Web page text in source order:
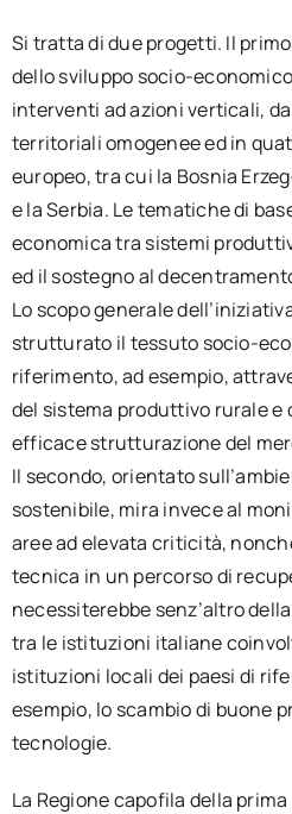
Si tratta di due progetti. Il
dello sviluppo socio-
interventi ad azioni verticali,
territoriali omogenee ed in
europeo, tra cui la Bosnia
e la Serbia. Le tematiche di
economica tra sistemi
ed il sostegno al
Lo scopo generale
strutturato il tessuto socio-
riferimento, ad esempio,
del sistema produttivo rurale e
efficace strutturazione del
Il secondo, orientato
sostenibile, mira invece al
aree ad elevata criticità,
tecnica in un percorso di
necessiterebbe senz’altro
tra le istituzioni italiane
istituzioni locali dei paesi di
esempio, lo scambio di buone
tecnologie.
La Regione capofila della